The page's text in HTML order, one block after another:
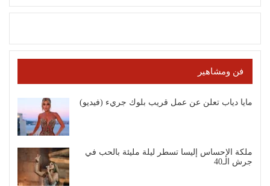
فن ومشاهير
مايا دياب تعلن عن عمل قريب بلوك جريء (فيديو)
ملكة الإحساس إليسا تسطر ليلة مليئة بالحب في
جرش الـ40